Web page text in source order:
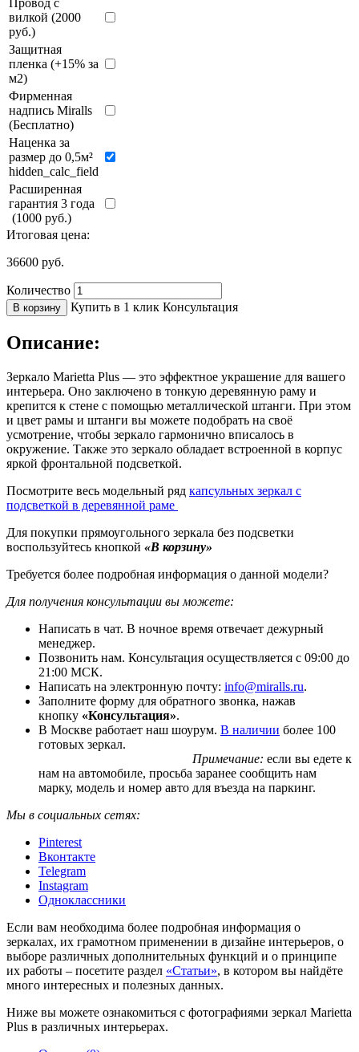
вилкой (2000
руб.)
Защитная
пленка (+15% за
м2)
Фирменная
надпись Miralls
(Бесплатно)
Наценка за
размер до 0,5м²
hidden_calc_field
Расширенная
гарантия 3 года
(1000 руб.)
Итоговая цена:
36600 руб.
Количество
В корзину Купить в 1 клик Консультация
Описание:
Зеркало Marietta Plus — это эффектное украшение для вашего
интерьера. Оно заключено в тонкую деревянную раму и
крепится к стене с помощью металлической штанги. При этом
и цвет рамы и штанги вы можете подобрать на своё
усмотрение, чтобы зеркало гармонично вписалось в
окружение. Также это зеркало обладает встроенной в корпус
яркой фронтальной подсветкой.
Посмотрите весь модельный ряд капсульных зеркал с
подсветкой в деревянной раме
Для покупки прямоугольного зеркала без подсветки
воспользуйтесь кнопкой «В корзину»
Требуется более подробная информация о данной модели?
Для получения консультации вы можете:
Написать в чат. В ночное время отвечает дежурный
менеджер.
Позвонить нам. Консультация осуществляется с 09:00 до
21:00 МСК.
Написать на электронную почту: info@miralls.ru.
Заполните форму для обратного звонка, нажав
кнопку «Консультация».
В Москве работает наш шоурум. В наличии более 100
готовых зеркал.
Примечание: если вы едете к
нам на автомобиле, просьба заранее сообщить нам
марку, модель и номер авто для въезда на паркинг.
Мы в социальных сетях:
Pinterest
Вконтакте
Telegram
Instagram
Одноклассники
Если вам необходима более подробная информация о
зеркалах, их грамотном применении в дизайне интерьеров, о
выборе различных дополнительных функций и о принципе
их работы – посетите раздел «Статьи», в котором вы найдёте
много интересных и полезных данных.
Ниже вы можете ознакомиться с фотографиями зеркал Marietta
Plus в различных интерьерах.